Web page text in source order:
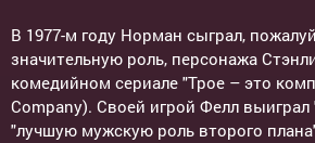
В 1977-м году Норман сыграл,
значительную роль, персонажа
комедийном сериале "Трое – это
Company). Своей игрой Фелл выиграл
"лучшую мужскую роль второго